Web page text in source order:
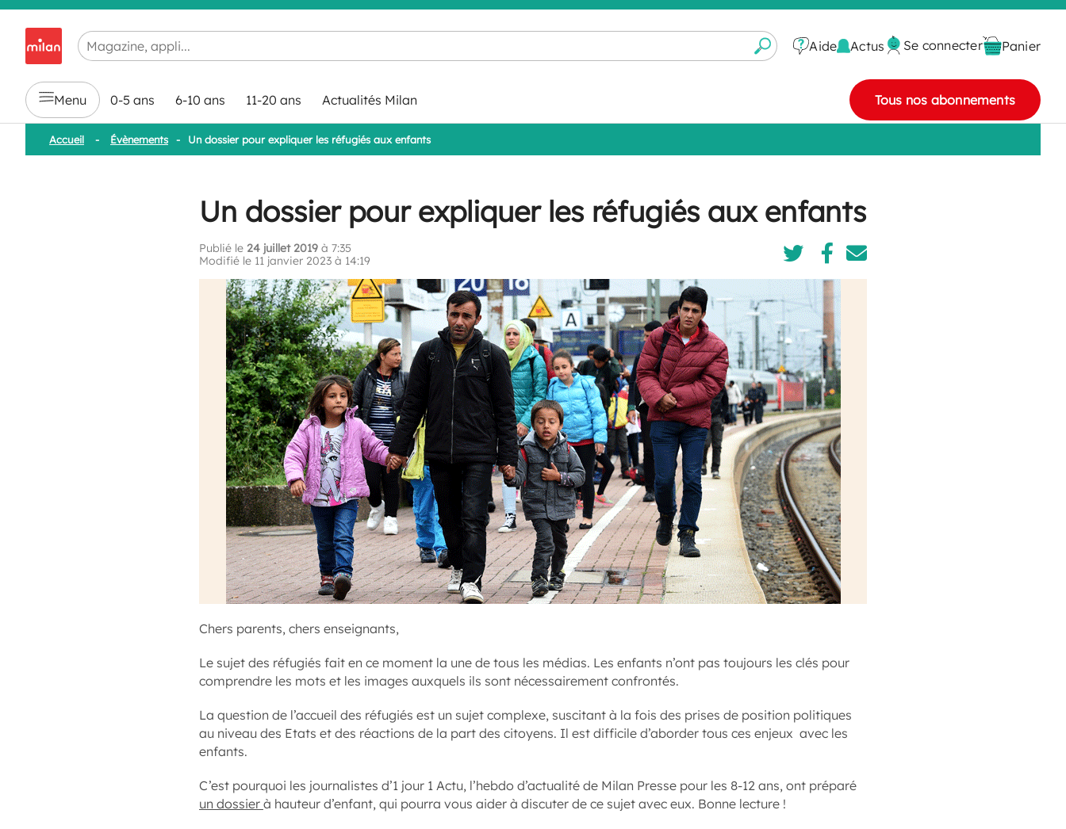
Chargement en cours...
Aide Actus Se connecter Panier
Menu 0-5 ans 6-10 ans 11-20 ans Actualités Milan Tous nos abonnements
Accueil - Évènements - Un dossier pour expliquer les réfugiés aux enfants
Un dossier pour expliquer les réfugiés aux enfants
Publié le 24 juillet 2019 à 7:35
Modifié le 11 janvier 2023 à 14:19
Chers parents, chers enseignants,
Le sujet des réfugiés fait en ce moment la une de tous les médias. Les enfants n’ont pas toujours les clés pour
comprendre les mots et les images auxquels ils sont nécessairement confrontés.
La question de l’accueil des réfugiés est un sujet complexe, suscitant à la fois des prises de position politiques
au niveau des Etats et des réactions de la part des citoyens. Il est difficile d’aborder tous ces enjeux avec les
enfants.
C’est pourquoi les journalistes d’1 jour 1 Actu, l’hebdo d’actualité de Milan Presse pour les 8-12 ans, ont préparé
un dossier à hauteur d’enfant, qui pourra vous aider à discuter de ce sujet avec eux. Bonne lecture !